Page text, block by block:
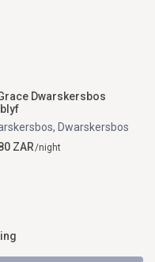
Dwarskersbos
, Dwarskersbos
ZAR/night